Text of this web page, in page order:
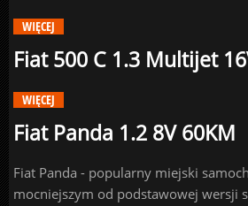
WIĘCEJ
Fiat 500 C 1.3 Multijet
WIĘCEJ
Fiat Panda 1.2 8V 60KM
Fiat Panda - popularny miejski
mocniejszym od podstawowej wersji